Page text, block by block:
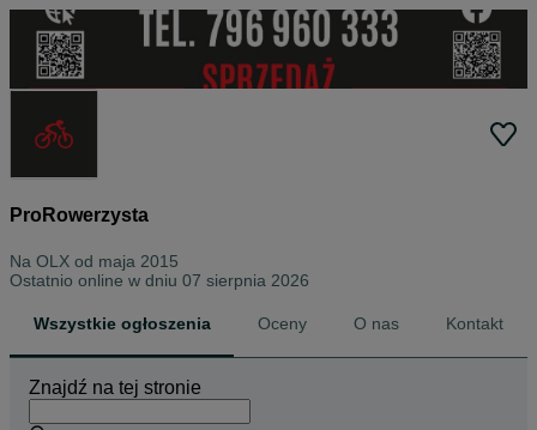
ProRowerzysta
Na OLX od maja 2015
Ostatnio online w dniu 07 sierpnia 2026
Wszystkie ogłoszenia Oceny O nas Kontakt
Znajdź na tej stronie